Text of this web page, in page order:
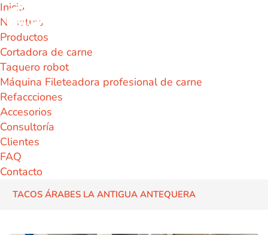
Inicio
Nosotros
Productos
Cortadora de carne
Taquero robot
Máquina Fileteadora profesional de carne
Refaccciones
Accesorios
Consultoría
Clientes
FAQ
Contacto
TACOS ÁRABES LA ANTIGUA ANTEQUERA